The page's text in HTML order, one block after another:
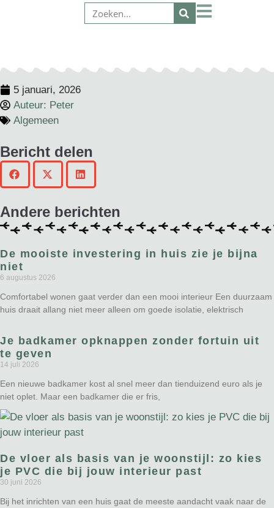
5 januari, 2026
Auteur: Peter
Algemeen
Bericht delen
Andere berichten
De mooiste investering in huis zie je bijna
niet
6 augustus 2026
Comfortabel wonen gaat verder dan een mooi interieur Een duurzaam
huis draait allang niet meer alleen om goede isolatie, elektrisch
Je badkamer opknappen zonder fortuin uit
te geven
14 juli 2026
Een nieuwe badkamer kost al snel meer dan tienduizend euro als je
niet oplet. Maar een badkamer die er fris,
De vloer als basis van je woonstijl: zo kies
je PVC die bij jouw interieur past
30 juni 2026
Bij het inrichten van een huis gaat de meeste aandacht vaak naar de